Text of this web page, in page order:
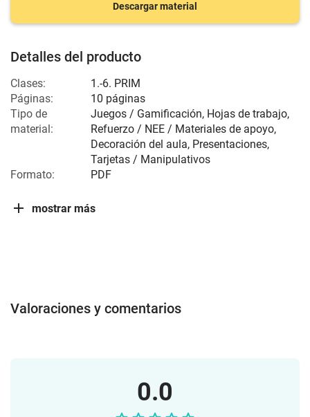
Descargar material
Detalles del producto
Clases:
1.-6. PRIM
Páginas:
10 páginas
Tipo de
material:
Juegos / Gamificación, Hojas de trabajo,
Refuerzo / NEE / Materiales de apoyo,
Decoración del aula, Presentaciones,
Tarjetas / Manipulativos
Formato:
PDF
mostrar más
Valoraciones y comentarios
0.0